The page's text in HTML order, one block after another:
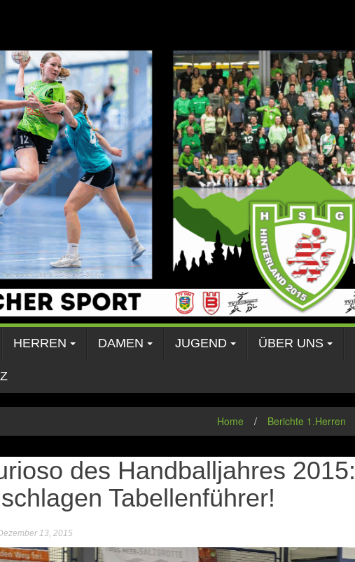
HERREN DAMEN JUGEND ÜBER UNS
Home / Berichte 1.Herren
des Handballjahres 2015:
Tabellenführer!
13, 2015